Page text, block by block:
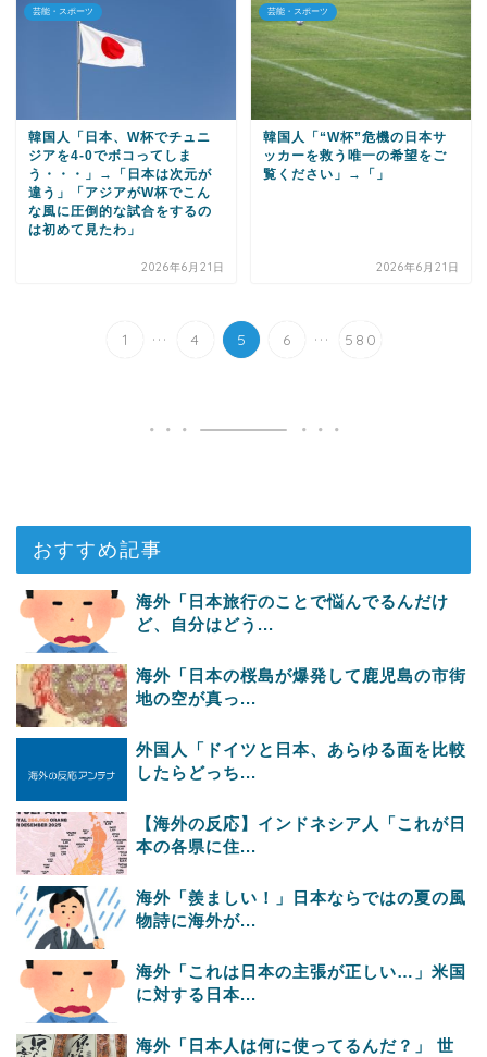
芸能・スポーツ
韓国人「日本、W杯でチュニ
ジアを4-0でボコってしま
う・・・」→「日本は次元が
違う」「アジアがW杯でこん
な風に圧倒的な試合をするの
は初めて見たわ」
2026年6月21日
芸能・スポーツ
韓国人「“W杯”危機の日本サ
ッカーを救う唯一の希望をご
覧ください」→「」
2026年6月21日
1 ... 4 5 6 ... 580
おすすめ記事
海外「日本旅行のことで悩んでるんだけ
ど、自分はどう...
海外「日本の桜島が爆発して鹿児島の市街
地の空が真っ...
外国人「ドイツと日本、あらゆる面を比較
したらどっち...
【海外の反応】インドネシア人「これが日
本の各県に住...
海外「羨ましい！」日本ならではの夏の風
物詩に海外が...
海外「これは日本の主張が正しい…」米国
に対する日本...
海外「日本人は何に使ってるんだ？」 世